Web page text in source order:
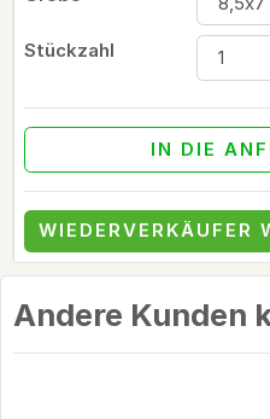
Stückzahl
IN DIE
WIEDERVERKÄUFER
Andere Kunden